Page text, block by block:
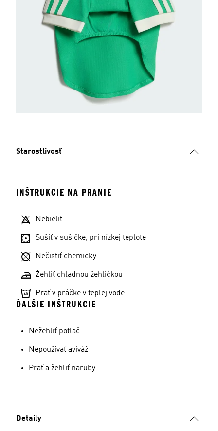
Starostlivosť
INŠTRUKCIE NA PRANIE
Nebieliť
Sušiť v sušičke, pri nízkej teplote
Nečistiť chemicky
Žehliť chladnou žehličkou
Prať v práčke v teplej vode
ĎALŠIE INŠTRUKCIE
Nežehliť potlač
Nepoužívať aviváž
Prať a žehliť naruby
Detaily